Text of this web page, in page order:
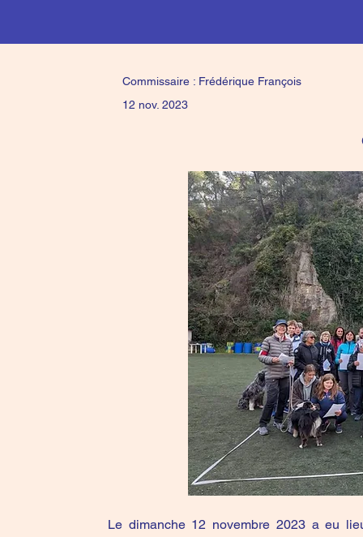
Commissaire : Frédérique François
12 nov. 2023
Le dimanche 12 novembre 2023 a eu